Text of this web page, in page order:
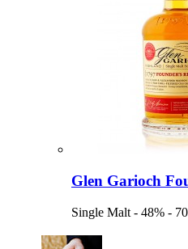
Glen Garioch
Single Malt - 48% -